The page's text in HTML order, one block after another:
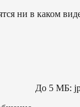
ни в каком
До 5 МБ: